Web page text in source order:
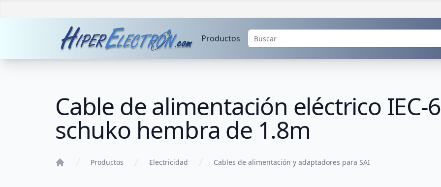
Productos
Cable de alimentación eléctrico IEC-
schuko hembra de 1.8m
Productos Electricidad Cables de alimentación y adaptadores para SAI